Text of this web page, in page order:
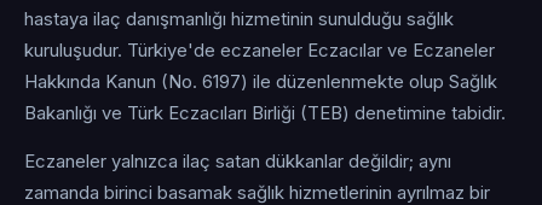
hastaya ilaç danışmanlığı hizmetinin sunulduğu sağlık
kuruluşudur. Türkiye'de eczaneler Eczacılar ve Eczaneler
Hakkında Kanun (No. 6197) ile düzenlenmekte olup Sağlık
Bakanlığı ve Türk Eczacıları Birliği (TEB) denetimine tabidir.
Eczaneler yalnızca ilaç satan dükkanlar değildir; aynı
zamanda birinci basamak sağlık hizmetlerinin ayrılmaz bir